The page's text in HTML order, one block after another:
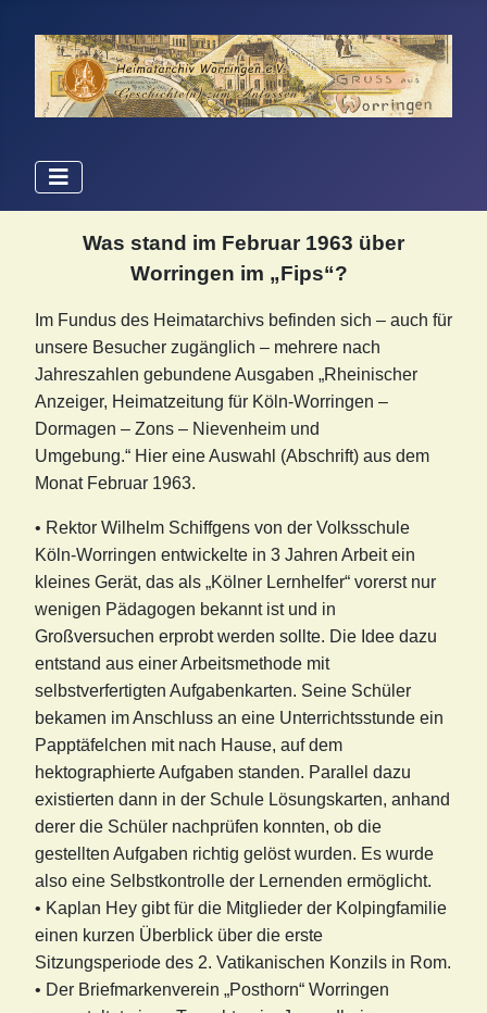
Was stand im Februar 1963 über
Worringen im „Fips“?
Im Fundus des Heimatarchivs befinden sich – auch für
unsere Besucher zugänglich – mehrere nach
Jahreszahlen gebundene Ausgaben „Rheinischer
Anzeiger, Heimatzeitung für Köln-Worringen –
Dormagen – Zons – Nievenheim und
Umgebung.“ Hier eine Auswahl (Abschrift) aus dem
Monat Februar 1963.
• Rektor Wilhelm Schiffgens von der Volksschule
Köln-Worringen entwickelte in 3 Jahren Arbeit ein
kleines Gerät, das als „Kölner Lernhelfer“ vorerst nur
wenigen Pädagogen bekannt ist und in
Großversuchen erprobt werden sollte. Die Idee dazu
entstand aus einer Arbeitsmethode mit
selbstverfertigten Aufgabenkarten. Seine Schüler
bekamen im Anschluss an eine Unterrichtsstunde ein
Papptäfelchen mit nach Hause, auf dem
hektographierte Aufgaben standen. Parallel dazu
existierten dann in der Schule Lösungskarten, anhand
derer die Schüler nachprüfen konnten, ob die
gestellten Aufgaben richtig gelöst wurden. Es wurde
also eine Selbstkontrolle der Lernenden ermöglicht.
• Kaplan Hey gibt für die Mitglieder der Kolpingfamilie
einen kurzen Überblick über die erste
Sitzungsperiode des 2. Vatikanischen Konzils in Rom.
• Der Briefmarkenverein „Posthorn“ Worringen